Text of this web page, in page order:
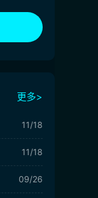
更多>
11/18
11/18
09/26